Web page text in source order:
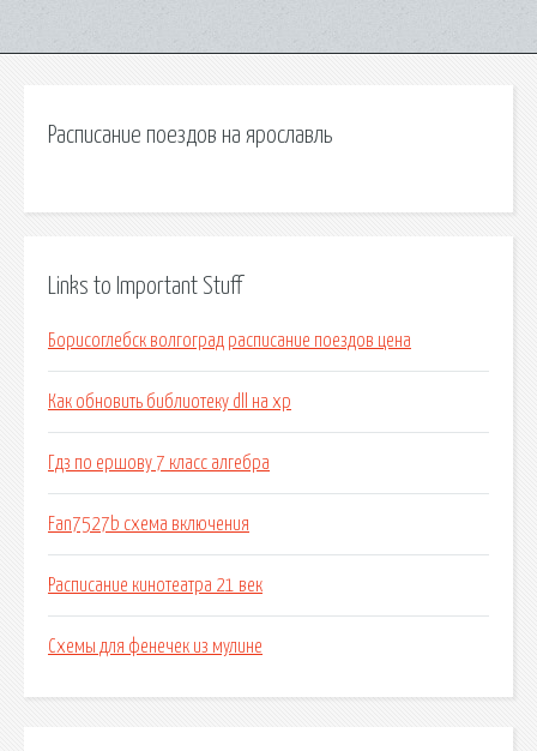
Расписание поездов на ярославль
Links to Important Stuff
Борисоглебск волгоград расписание поездов цена
Как обновить библиотеку dll на xp
Гдз по ершову 7 класс алгебра
Fan7527b схема включения
Расписание кинотеатра 21 век
Схемы для фенечек из мулине